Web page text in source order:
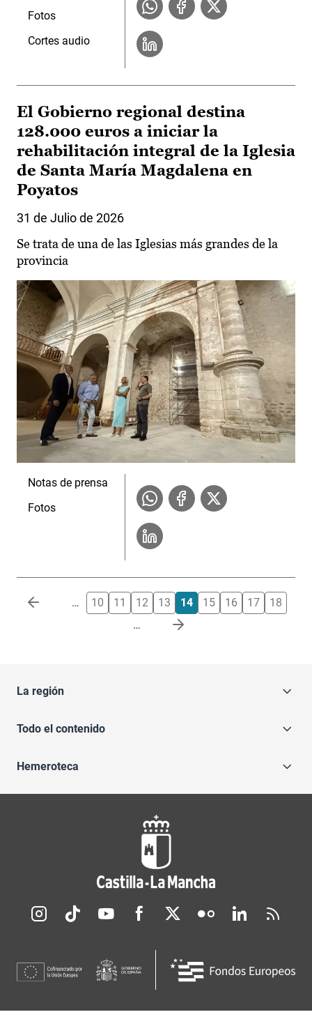
Fotos
Cortes audio
El Gobierno regional destina
128.000 euros a iniciar la
rehabilitación integral de la Iglesia
de Santa María Magdalena en
Poyatos
31 de Julio de 2026
Se trata de una de las Iglesias más grandes de la
provincia
Notas de prensa
Fotos
Paginación … 10 11 12 13 14 15 16 17
18
…
La región
Todo el contenido
Hemeroteca
Redes sociales JCCM